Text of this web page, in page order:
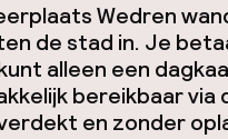
Wedren
de stad in. Je
alleen een
bereikbaar via
en zonder